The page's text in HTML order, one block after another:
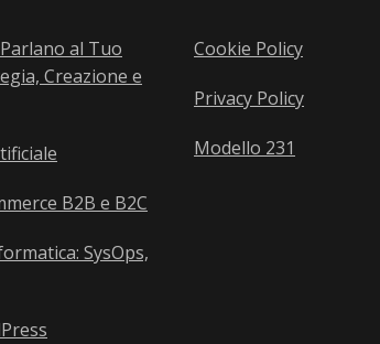
al Tuo
Creazione e
B2B e B2C
SysOps,
Cookie Policy
Privacy Policy
Modello 231